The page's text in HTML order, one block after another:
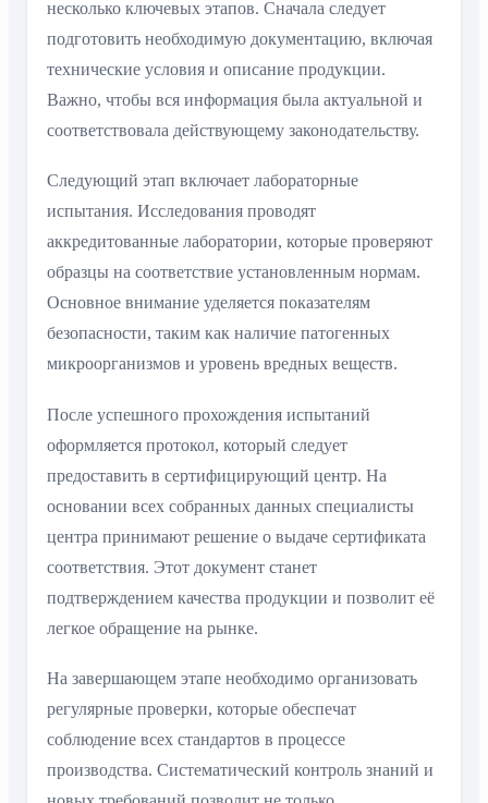
несколько ключевых этапов. Сначала следует
подготовить необходимую документацию, включая
технические условия и описание продукции.
Важно, чтобы вся информация была актуальной и
соответствовала действующему законодательству.
Следующий этап включает лабораторные
испытания. Исследования проводят
аккредитованные лаборатории, которые проверяют
образцы на соответствие установленным нормам.
Основное внимание уделяется показателям
безопасности, таким как наличие патогенных
микроорганизмов и уровень вредных веществ.
После успешного прохождения испытаний
оформляется протокол, который следует
предоставить в сертифицирующий центр. На
основании всех собранных данных специалисты
центра принимают решение о выдаче сертификата
соответствия. Этот документ станет
подтверждением качества продукции и позволит её
легкое обращение на рынке.
На завершающем этапе необходимо организовать
регулярные проверки, которые обеспечат
соблюдение всех стандартов в процессе
производства. Систематический контроль знаний и